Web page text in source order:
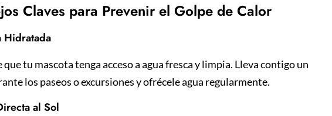
Claves para Prevenir el Golpe de Calor
Hidratada
tu mascota tenga acceso a agua fresca y limpia. Lleva contigo un
los paseos o excursiones y ofrécele agua regularmente.
al Sol